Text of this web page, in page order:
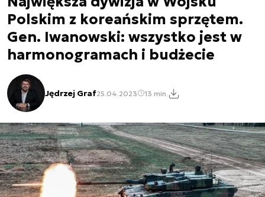
Polskim z koreańskim sprzętem.
Gen. Iwanowski: wszystko jest w
harmonogramach i budżecie
Jędrzej Graf25.04.2023 13 min.